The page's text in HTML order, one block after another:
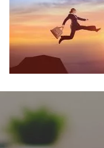
כנסים ואירועים